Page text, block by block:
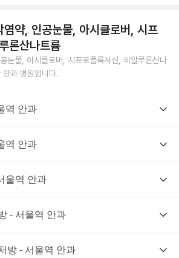
염약, 인공눈물, 아시클로버, 시프
론산나트륨
눈물, 아시클로버, 시프로플록사신, 히알루론산나
안과 병원입니다.
역 안과
역 안과
울역 안과
- 서울역 안과
방 - 서울역 안과